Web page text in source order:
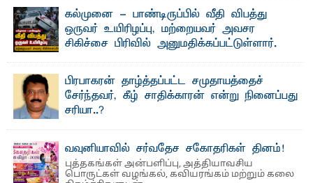
ஜே. எப். காமிலா பேகம்- இ லங்கை அரசாங்கம் அரசுசாரா
அமைப்புகள் (NGO) தொடர்பான புதிய சட்டமூலத்தை ...
கல்முனை - பாண்டிருப்பில் வீதி விபத்து
ஒருவர் உயிரிழப்பு, மற்றையவர் அவசர
சிகிச்சை பிரிவில் அனுமதிக்கப்பட்டுள்ளார்.
பாண்டிருப்பு ...பிரபாகரன் தாழ்த்தப்பட்ட சமுதாயத்தைச்
சேர்ந்தவர், கீழ் சாதிக்காரன் என்று நினைப்பது
சரியா..?
வவுனியாவில் சர்வதேச சகோதரிகள் தினம்!
புத்தகங்கள் அன்பளிப்பு, அத்தியாவசிய
பொருட்கள் வழங்கல், கவியரங்கம் மற்றும் கலை